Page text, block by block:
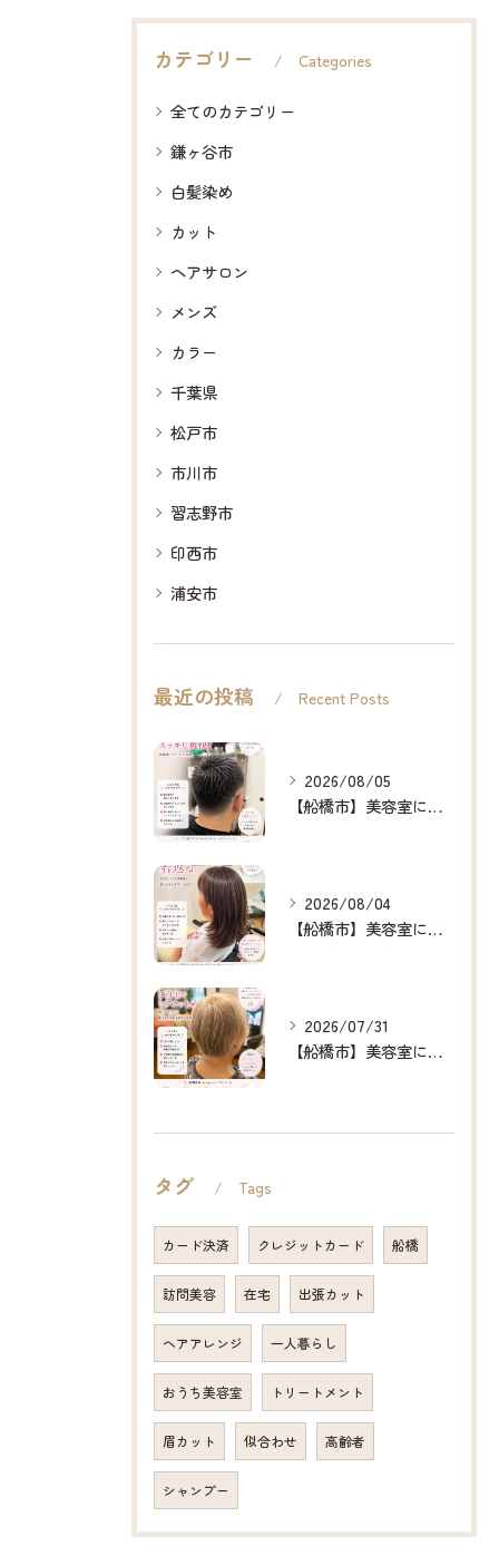
カテゴリー Categories
全てのカテゴリー
鎌ヶ谷市
白髪染め
カット
ヘアサロン
メンズ
カラー
千葉県
松戸市
市川市
習志野市
印西市
浦安市
最近の投稿 Recent Posts
2026/08/05
【船橋市】美容室に行けない…をなくしたい✂️✨
2026/08/04
【船橋市】美容室に行けない…をなくしたい✂️✨
2026/07/31
【船橋市】美容室に行けない…をなくしたい✂️✨
タグ Tags
カード決済 クレジットカード 船橋
訪問美容 在宅 出張カット
ヘアアレンジ 一人暮らし
おうち美容室 トリートメント
眉カット 似合わせ 高齢者
シャンプー